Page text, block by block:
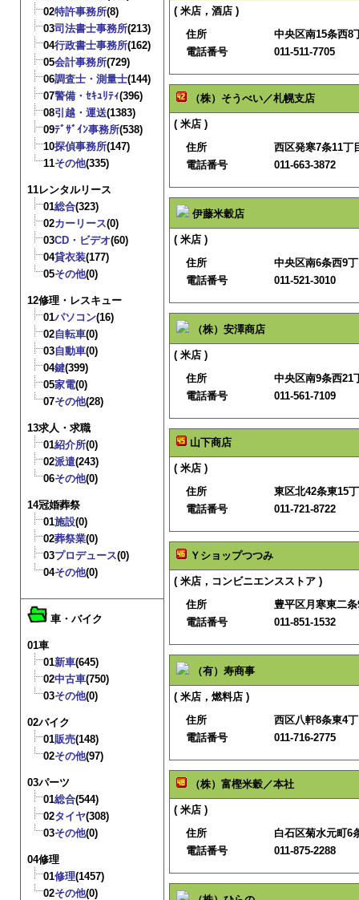
02特許事務所(8)
03司法書士事務所(213)
04行政書士事務所(162)
05会計事務所(729)
06調査士・測量士(144)
07警備・ｾｷｭﾘﾃｨ(396)
08引越・運送(1383)
09ﾃﾞｻﾞｲﾝ事務所(538)
10探偵事務所(147)
11その他(335)
11レンタルリース
01総合(323)
02カーリース(0)
03CD・ビデオ(60)
04貸衣装(177)
05その他(0)
12修理・レスキュー
01パソコン(16)
02自転車(0)
03自動車(0)
04鍵(399)
05家電(0)
07その他(28)
13求人・求職
01紹介所(0)
02派遣(243)
06その他(0)
14冠婚葬祭
01施設(0)
02葬祭業(0)
03プロデュース(0)
04その他(0)
車・バイク
01車
01新車(645)
02中古車(750)
03その他(0)
02バイク
01販売(148)
02その他(97)
03パーツ
01総合(544)
02タイヤ(308)
03その他(0)
04修理
01修理(1457)
02その他(0)
( 米店，酒店 )
住所
中央区南15条西8
電話番号
011-511-7705
（株）そうべい／札幌支店
( 米店 )
住所
西区発寒7条11丁
電話番号
011-663-3872
伊藤米穀店
( 米店 )
住所
中央区南6条西9
電話番号
011-521-3010
（株）安澤商店
( 米店 )
住所
中央区南9条西21
電話番号
011-561-7109
山下商店
( 米店 )
住所
東区北42条東15
電話番号
011-721-8722
Ｙショップつつみ
( 米店，コンビニエンスストア )
住所
豊平区月寒東二
電話番号
011-851-1532
（有）寿商事
( 米店，燃料店 )
住所
西区八軒8条東4
電話番号
011-716-2775
（株）富樫米穀／本社
( 米店 )
住所
白石区菊水元町6
電話番号
011-875-2288